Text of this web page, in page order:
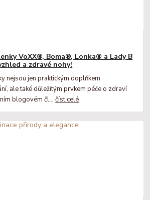
VoXX®, Boma®, Lonka® a Lady B
a zdravé nohy!
nejsou jen praktickým doplňkem
ale také důležitým prvkem péče o zdraví
blogovém čl...číst celé